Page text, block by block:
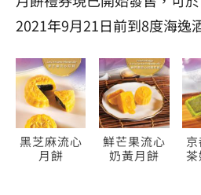
2021年9月21日前到8度海逸
黑芝麻流心
月餅
鮮芒果流心
奶黃月餅